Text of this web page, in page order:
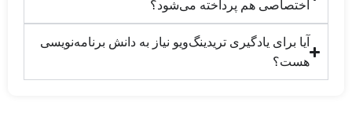
اختصاصی هم پرداخته می‌شود؟
آیا برای یادگیری تریدینگ‌ویو نیاز به دانش برنامه‌نویسی
هست؟